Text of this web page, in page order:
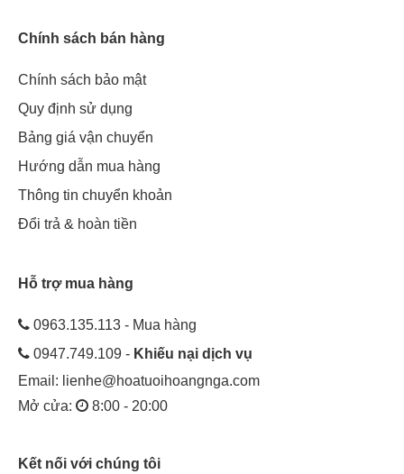
Chính sách bán hàng
Chính sách bảo mật
Quy định sử dụng
Bảng giá vận chuyển
Hướng dẫn mua hàng
Thông tin chuyển khoản
Đổi trả & hoàn tiền
Hỗ trợ mua hàng
0963.135.113 - Mua hàng
0947.749.109 - Khiếu nại dịch vụ
Email: lienhe@hoatuoihoangnga.com
Mở cửa:
8:00 - 20:00
Kết nối với chúng tôi